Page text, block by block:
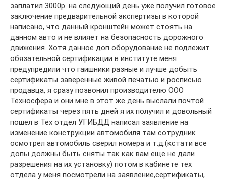
заплатил 3000р. на следующий день уже получил готовое
заключение предварительной экспертизы в которой
написано, что данный кронштейн может стоять на
данном авто и не влияет на безопасность дорожного
движения. Хотя данное доп оборудование не подлежит
обязательной сертификации в институте меня
предупредили что гаишники разные и лучше добыть
сертификаты заверенные живой печатью и росписью
продавца, я сразу позвонил производителю ООО
Техносфера и они мне в этот же день выслали почтой
сертификаты через пять дней я их получил и довольный
пошел в Тех отдел УГИБДД написал заявление на
изменение конструкции автомобиля там сотрудник
осмотрел автомобиль сверил номера и т.д.(кстати все
допы должны быть сняты так как вам еще не дали
разрешения на их установку) потом в кабинете тех
отдела у меня посмотрели на заявление,сертификаты,